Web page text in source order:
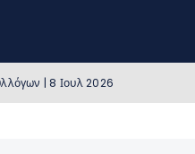
| 8 Ιουλ 2026